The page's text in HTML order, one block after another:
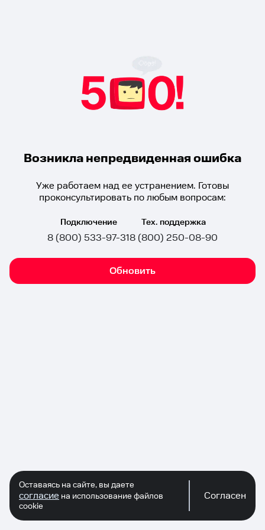
Возникла непредвиденная ошибка
Уже работаем над ее устранением. Готовы
проконсультировать по любым вопросам:
Подключение
8 (800) 533-97-31
Тех. поддержка
8 (800) 250-08-90
Обновить
Оставаясь на сайте, вы даете
согласие на использование файлов
cookie
Согласен